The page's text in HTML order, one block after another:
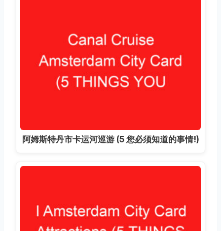
阿姆斯特丹市卡运河巡游 (5 您必须知道的事情!)